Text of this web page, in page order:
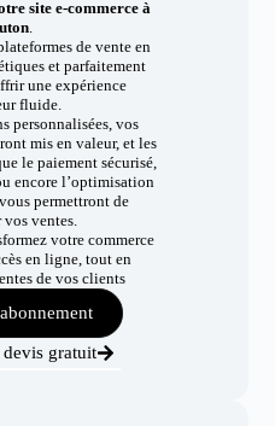
site e-commerce à
.
de vente en
et parfaitement
une expérience
fluide.
personnalisées, vos
mis en valeur, et les
le paiement sécurisé,
encore l’optimisation
permettront de
ventes.
votre commerce
en ligne, tout en
de vos clients
gratuit